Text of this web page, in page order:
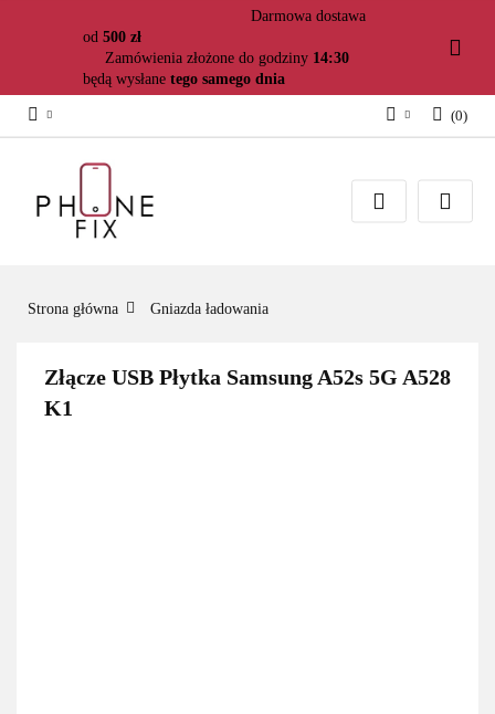
Darmowa dostawa
od 500 zł
Zamówienia złożone do godziny 14:30
będą wysłane tego samego dnia
Załóż konto
(0)
Strona główna Gniazda ładowania
Złącze USB Płytka Samsung A52s 5G A528
K1